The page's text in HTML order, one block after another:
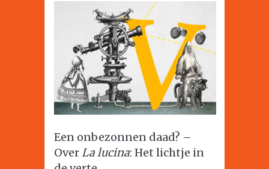
Een onbezonnen daad? –
OverLa lucina: Het lichtje in